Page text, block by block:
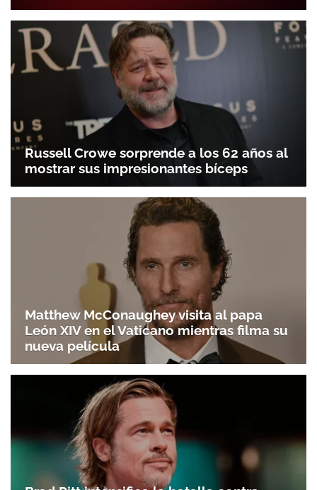
Russell Crowe sorprende a los 62 años al
mostrar sus impresionantes bíceps
Matthew McConaughey visita al papa
León XIV en el Vaticano mientras filma su
nueva película